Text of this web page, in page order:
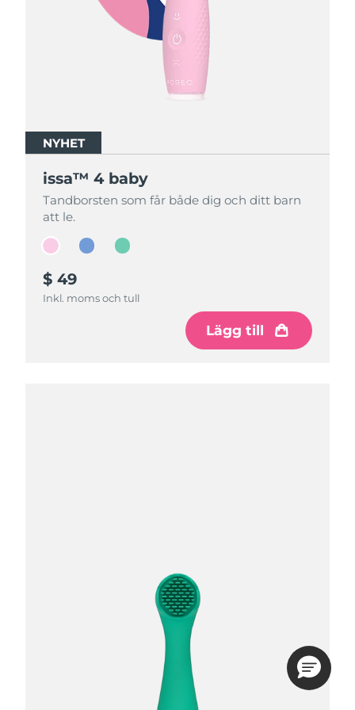
NYHET
issa™ 4 baby
Tandborsten som får både dig och ditt barn
att le.
$ 49
Inkl. moms och tull
Lägg till
NYHET
issa™ 4 baby
Tandborsten som får både dig och ditt barn
att le.
$ 49
Inkl. moms och tull
Lägg till
NYHET
issa™ 4 baby
Tandborsten som får både dig och ditt barn
att le.
$ 49
Inkl. moms och tull
Lägg till